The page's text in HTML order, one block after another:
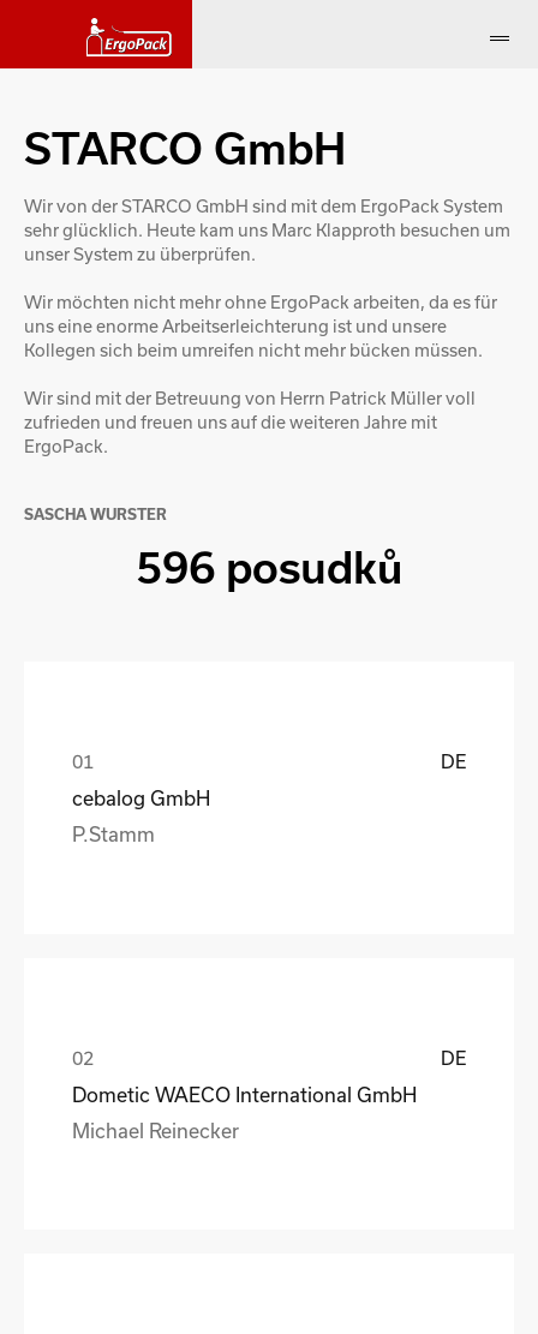
STARCO GmbH
Wir von der STARCO GmbH sind mit dem ErgoPack System
sehr glücklich. Heute kam uns Marc Klapproth besuchen um
unser System zu überprüfen.
Wir möchten nicht mehr ohne ErgoPack arbeiten, da es für
uns eine enorme Arbeitserleichterung ist und unsere
Kollegen sich beim umreifen nicht mehr bücken müssen.
Wir sind mit der Betreuung von Herrn Patrick Müller voll
zufrieden und freuen uns auf die weiteren Jahre mit
ErgoPack.
SASCHA WURSTER
596 posudků
DE
cebalog GmbH
P.Stamm
DE
Dometic WAECO International GmbH
Michael Reinecker